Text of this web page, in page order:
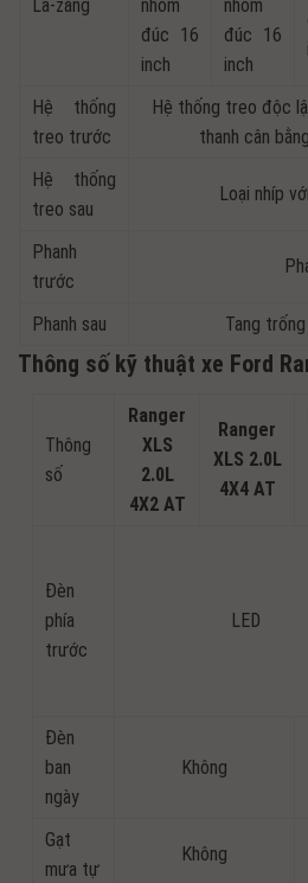
La-zăng
nhôm
đúc 16
inch
nhôm
đúc 16
inch
Hệ thống
treo trước
Hệ thống treo độc
thanh cân
Hệ thống
treo sau
Loại nhíp
Phanh
trước
Phanh sau Tang trống
Thông số kỹ thuật xe Ford
Thông
số
Ranger
XLS
2.0L
4X2 AT
Ranger
XLS 2.0L
4X4 AT
Đèn
phía
trước
LED
Đèn
ban
ngày
Không
Gạt
mưa tự
Không